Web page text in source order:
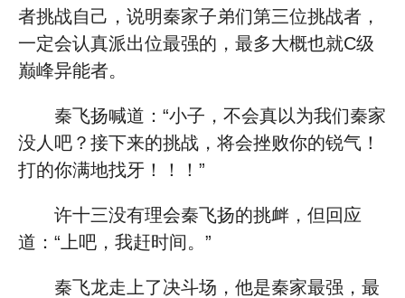
者挑战自己，说明秦家子弟们第三位挑战者，
一定会认真派出位最强的，最多大概也就C级
巅峰异能者。
秦飞扬喊道：“小子，不会真以为我们秦家
没人吧？接下来的挑战，将会挫败你的锐气！
打的你满地找牙！！！”
许十三没有理会秦飞扬的挑衅，但回应
道：“上吧，我赶时间。”
秦飞龙走上了决斗场，他是秦家最强，最